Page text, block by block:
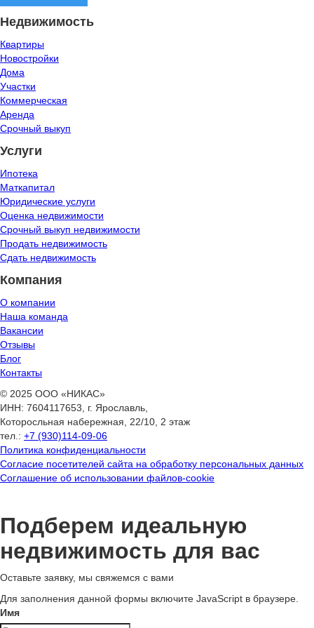
Недвижимость
Квартиры
Новостройки
Дома
Участки
Коммерческая
Аренда
Срочный выкуп
Услуги
Ипотека
Маткапитал
Юридические услуги
Оценка недвижимости
Срочный выкуп недвижимости
Продать недвижимость
Сдать недвижимость
Компания
О компании
Наша команда
Вакансии
Отзывы
Блог
Контакты
© 2025 ООО «НИКАС»
ИНН: 7604117653, г. Ярославль,
Которосльная набережная, 22/10, 2 этаж
тел.: +7 (930)114-09-06
Политика конфиденциальности
Согласие посетителей сайта на обработку персональных данных
Соглашение об использовании файлов-cookie
Подберем идеальную
недвижимость для вас
Оставьте заявку, мы свяжемся с вами
Для заполнения данной формы включите JavaScript в браузере.
Имя